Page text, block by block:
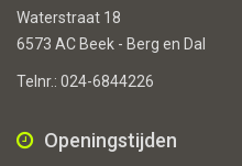
Waterstraat 18
6573 AC Beek - Berg en Dal
Telnr.: 024-6844226
Openingstijden